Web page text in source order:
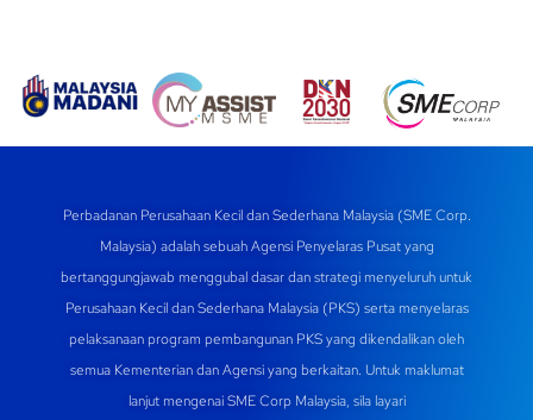
Perbadanan Perusahaan Kecil dan Sederhana Malaysia (SME Corp.
Malaysia) adalah sebuah Agensi Penyelaras Pusat yang
bertanggungjawab menggubal dasar dan strategi menyeluruh untuk
Perusahaan Kecil dan Sederhana Malaysia (PKS) serta menyelaras
pelaksanaan program pembangunan PKS yang dikendalikan oleh
semua Kementerian dan Agensi yang berkaitan. Untuk maklumat
lanjut mengenai SME Corp Malaysia, sila layari